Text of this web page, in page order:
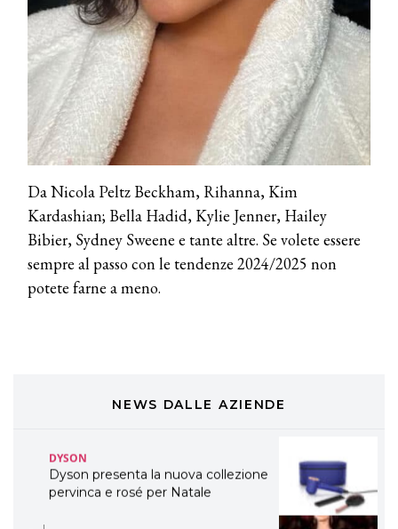
Da Nicola Peltz Beckham, Rihanna, Kim
Kardashian; Bella Hadid, Kylie Jenner, Hailey
Bibier, Sydney Sweene e tante altre. Se volete essere
sempre al passo con le tendenze 2024/2025 non
potete farne a meno.
NEWS DALLE AZIENDE
TONI&GUY
A Natale regala una doppia
TONI&GUY “Feel Good Experience”!
TONI&GUY
LABEL.M lancia la sua innovativa ed
eco-sostenibile linea di prodotti
professionali
DAVINES
Davines presenta cofanetti beauty
preziosi per un regalo adatto ad
ogni capello
COSMOPROF WORLDWIDE BOLOGNA
Cosmprof Worldwide Bologna
Dyson presenta la nuova collezione
COTRIL
Continua la carrellata di look firmati